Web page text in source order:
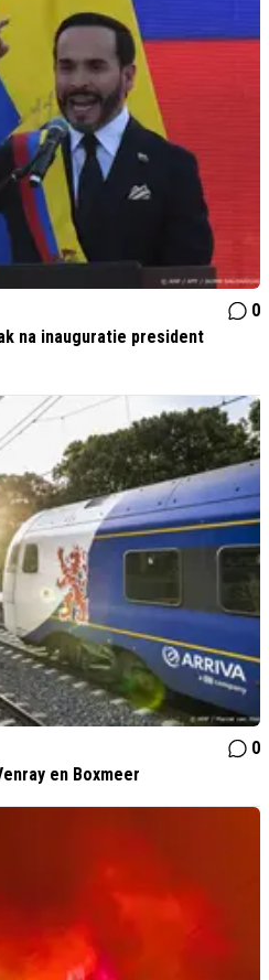
0
na inauguratie president
0
en Boxmeer